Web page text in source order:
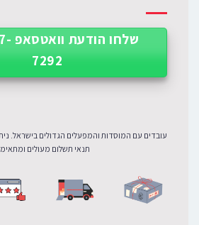
7292
עובדים עם המוסדות והמפעלים הגדולים בישראל.
תנאי תשלום מעולים